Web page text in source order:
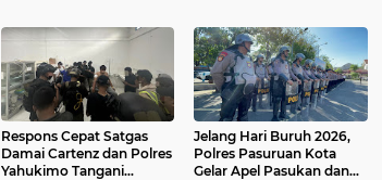
Online
Respons Cepat Satgas
Damai Cartenz dan Polres
Yahukimo Tangani
Jelang Hari Buruh 2026,
Polres Pasuruan Kota
Gelar Apel Pasukan dan